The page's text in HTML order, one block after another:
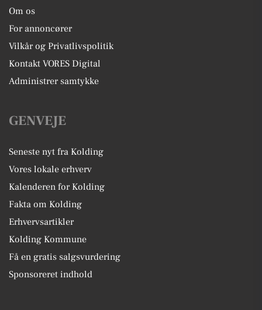
Om os
For annoncører
Vilkår og Privatlivspolitik
Kontakt VORES Digital
Administrer samtykke
GENVEJE
Seneste nyt fra Kolding
Vores lokale erhverv
Kalenderen for Kolding
Fakta om Kolding
Erhvervsartikler
Kolding Kommune
Få en gratis salgsvurdering
Sponsoreret indhold